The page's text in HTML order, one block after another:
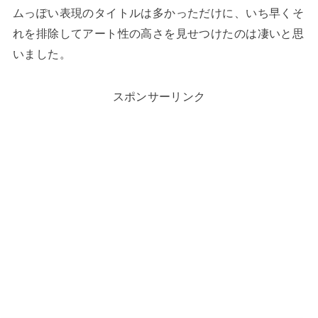
ムっぽい表現のタイトルは多かっただけに、いち早くそ
れを排除してアート性の高さを見せつけたのは凄いと思
いました。
スポンサーリンク